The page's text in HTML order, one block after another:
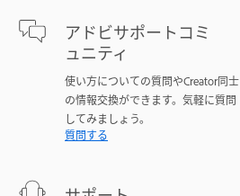
アドビサポートコミ
ュニティ
使い方についての質問やCreator同士
の情報交換ができます。気軽に質問
してみましょう。
質問する